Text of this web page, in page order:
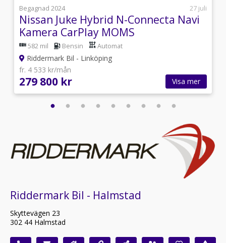
Begagnad 2024
27 juli
Nissan Juke Hybrid N-Connecta Navi
Kamera CarPlay MOMS
582 mil Bensin Automat
Riddermark Bil - Linköping
fr. 4 533 kr/mån
279 800 kr Visa mer
Riddermark Bil - Halmstad
Skyttevägen 23
302 44 Halmstad